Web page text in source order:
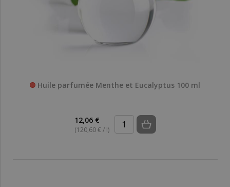
Huile parfumée Menthe et Eucalyptus 100 ml
12,06 €
(120,60 € / l)